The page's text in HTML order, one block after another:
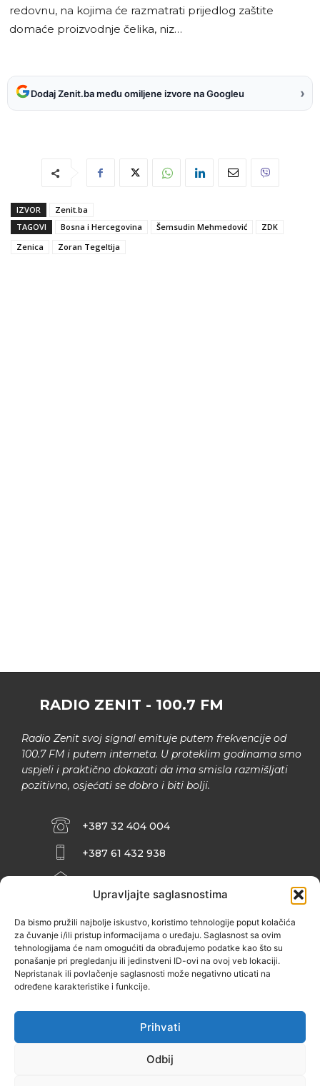
Upravljajte saglasnostima
Da bismo pružili najbolje iskustvo, koristimo tehnologije poput kolačića
za čuvanje i/ili pristup informacijama o uređaju. Saglasnost sa ovim
tehnologijama će nam omogućiti da obrađujemo podatke kao što su
ponašanje pri pregledanju ili jedinstveni ID-ovi na ovoj veb lokaciji.
Nepristanak ili povlačenje saglasnosti može negativno uticati na
određene karakteristike i funkcije.
Prihvati
Odbij
redovnu, na kojima će razmatrati prijedlog zaštite
domaće proizvodnje čelika, niz…
Dodaj Zenit.ba među omiljene izvore na Googleu ›
IZVOR
Zenit.ba
TAGOVI
Bosna i Hercegovina Šemsudin Mehmedović
ZDK
Zenica
Zoran Tegeltija
RADIO ZENIT - 100.7 FM
Radio Zenit svoj signal emituje putem frekvencije od
100.7 FM i putem interneta. U proteklim godinama smo
uspjeli i praktično dokazati da ima smisla razmišljati
pozitivno, osjećati se dobro i biti bolji.
+387 32 404 004
+387 61 432 938
ZENIČANKA, 3. SPRAT), 72000 ZENICA